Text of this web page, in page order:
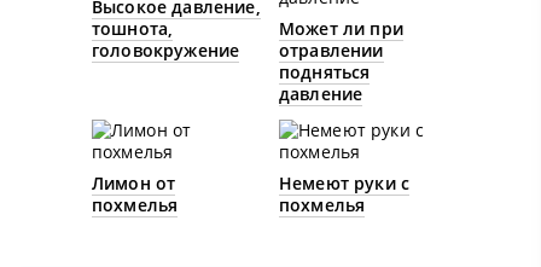
Высокое давление,
тошнота,
головокружение
Может ли при
отравлении
подняться
давление
Лимон от
похмелья
Немеют руки с
похмелья